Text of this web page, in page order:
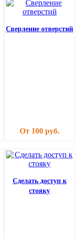
Сверление отверстий
От 100 руб.
Сделать доступ к
стояку